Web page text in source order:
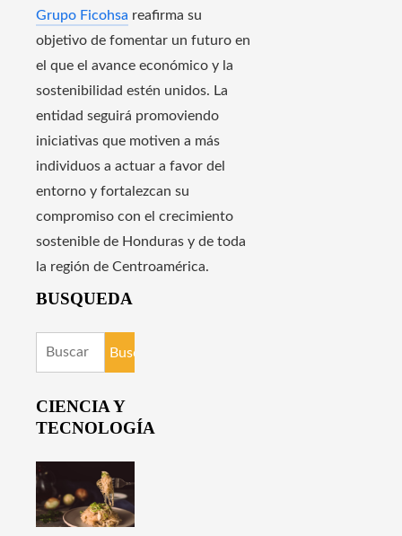
Grupo Ficohsa reafirma su
objetivo de fomentar un futuro en
el que el avance económico y la
sostenibilidad estén unidos. La
entidad seguirá promoviendo
iniciativas que motiven a más
individuos a actuar a favor del
entorno y fortalezcan su
compromiso con el crecimiento
sostenible de Honduras y de toda
la región de Centroamérica.
BUSQUEDA
Buscar:
CIENCIA Y
TECNOLOGÍA